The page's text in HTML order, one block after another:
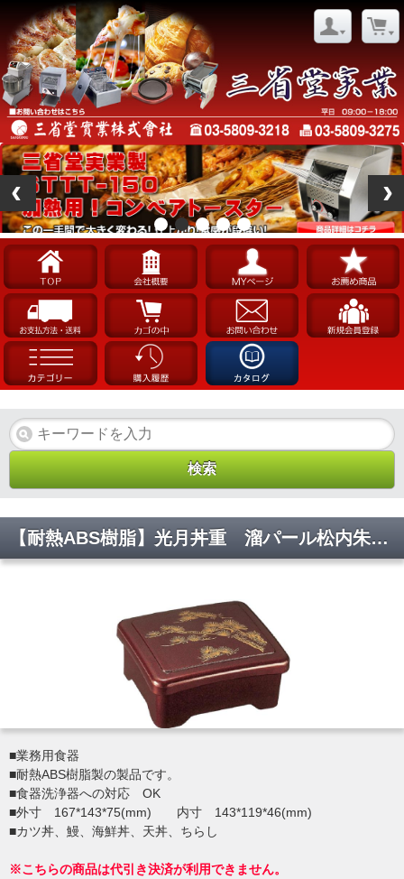
【耐熱ABS樹脂】光月丼重 溜パール松内朱 親・蓋 2-821-4 167*143*75(mm)【代引き不可】
■業務用食器
■耐熱ABS樹脂製の製品です。
■食器洗浄器への対応 OK
■外寸 167*143*75(mm) 内寸 143*119*46(mm)
■カツ丼、鰻、海鮮丼、天丼、ちらし
※こちらの商品は代引き決済が利用できません。